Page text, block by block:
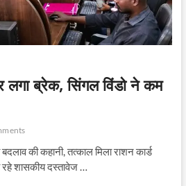
लगा ब्रेक, सिंगल विंडो ने कम
की कहानी, तत्काल मिला राशन कार्ड
शासकीय दस्तावेज …